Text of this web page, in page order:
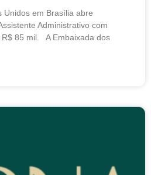
Unidos em Brasília abre
Administrativo com
85 mil. A Embaixada dos